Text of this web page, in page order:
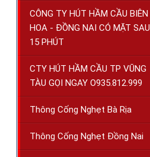
CÔNG TY HÚT HẦM CẦU BIÊN
HOA - ĐỒNG NAI CÓ MẶT SAU
15 PHÚT
CTY HÚT HẦM CẦU TP VŨNG
TÀU GỌI NGAY O935.812.999
Thông Cống Nghẹt Bà Rịa
Thông Cống Nghẹt Đồng Nai